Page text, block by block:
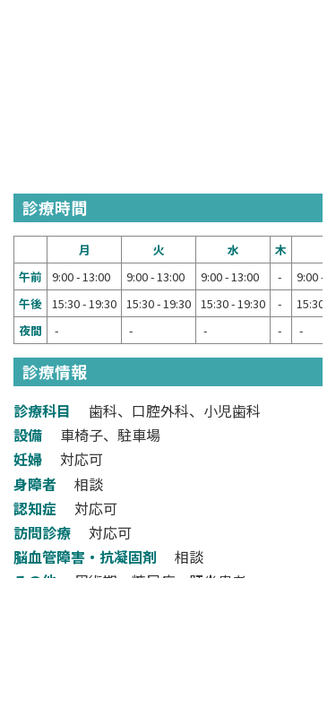
診療時間
月 火 水 木
午前
9:00 - 13:00 9:00 - 13:00 9:00 - 13:00 -
9:00 -
午後 15:30 - 19:30 15:30 - 19:30 15:30 - 19:30 -
15:30 -
夜間
- - - - -
診療情報
診療科目
歯科、口腔外科、小児歯科
設備
車椅子、駐車場
妊婦
対応可
身障者
相談
認知症
対応可
訪問診療
対応可
脳血管障害・抗凝固剤
相談
その他
周術期、糖尿病、肝炎患者